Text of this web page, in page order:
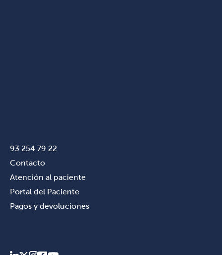
93 254 79 22
Contacto
Atención al paciente
Portal del Paciente
Pagos y devoluciones